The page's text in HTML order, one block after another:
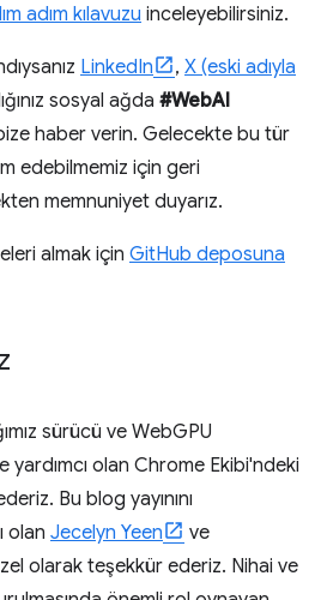
adım kılavuzu inceleyebilirsiniz.
LinkedIn , X (eski adıyla
sosyal ağda #WebAI
haber verin. Gelecekte bu tür
edebilmemiz için geri
memnuniyet duyarız.
almak için GitHub deposuna
sürücü ve WebGPU
yardımcı olan Chrome Ekibi'ndeki
Bu blog yayınını
olan Jecelyn Yeen
ve
olarak teşekkür ederiz. Nihai ve